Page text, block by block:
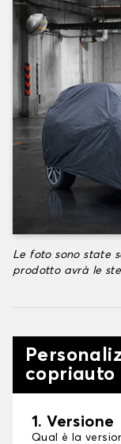
Le foto sono state
prodotto avrà le
copriauto
1. Versione
Qual è la